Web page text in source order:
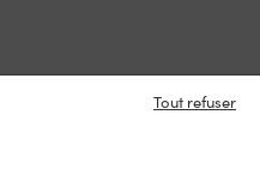
Tout refuser